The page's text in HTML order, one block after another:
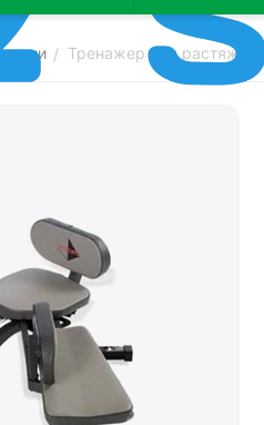
/ Тренажер для растяжки